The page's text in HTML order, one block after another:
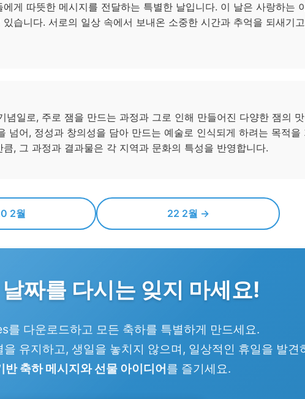
게 따뜻한 메시지를 전달하는 특별한 날입니다. 이 날은 사랑하는
습니다. 서로의 일상 속에서 보내온 소중한 시간과 추억을 되새기
념일로, 주로 잼을 만드는 과정과 그로 인해 만들어진 다양한 잼의
넘어, 정성과 창의성을 담아 만드는 예술로 인식되게 하려는 목적
, 그 과정과 결과물은 각 지역과 문화의 특성을 반영합니다.
2월 22 2월 →
짜를 다시는 잊지 마세요!
를 다운로드하고 모든 축하를 특별하게 만드세요.
유지하고, 생일을 놓치지 않으며, 일상적인 휴일을 발견
반 축하 메시지와 선물 아이디어를 즐기세요.